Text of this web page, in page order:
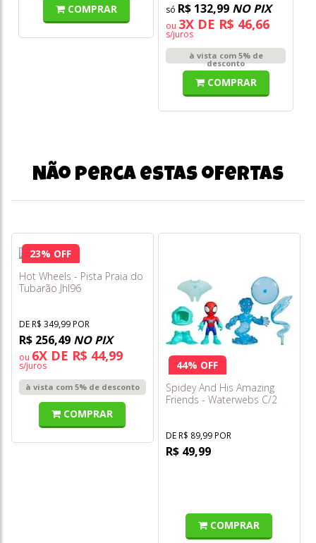
COMPRAR R$ 132,99 NO PIX
ou 3X DE R$ 46,66
s/juros
à vista com 5% de
desconto
COMPRAR
Não perca estas ofertas
23% OFF
Hot Wheels - Pista Praia do
Tubarão Jhl96
DE R$ 349,99 POR
R$ 256,49 NO PIX
ou 6X DE R$ 44,99
s/juros
à vista com 5% de desconto
COMPRAR
44% OFF
Spidey And His Amazing
Friends - Waterwebs C/2
DE R$ 89,99 POR
R$ 49,99
COMPRAR